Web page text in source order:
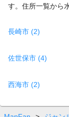
す。住所一覧から
長崎市 (2)
佐世保市 (4)
西海市 (2)